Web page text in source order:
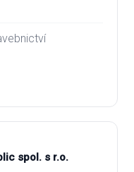
spol. s r.o.